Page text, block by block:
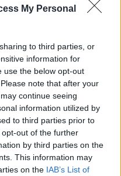
My Personal
to third parties, or
information for
use the below opt-out
note that after your
continue seeing
information utilized by
to third parties prior to
out of the further
by third parties on the
This information may
on the IAB’s List of